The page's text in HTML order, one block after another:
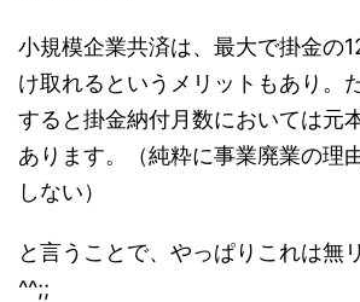
小規模企業共済は、最大で掛金の
け取れるというメリットもあり。
すると掛金納付月数においては元
あります。（純粋に事業廃業の理
しない）
と言うことで、やっぱりこれは無
^^;;